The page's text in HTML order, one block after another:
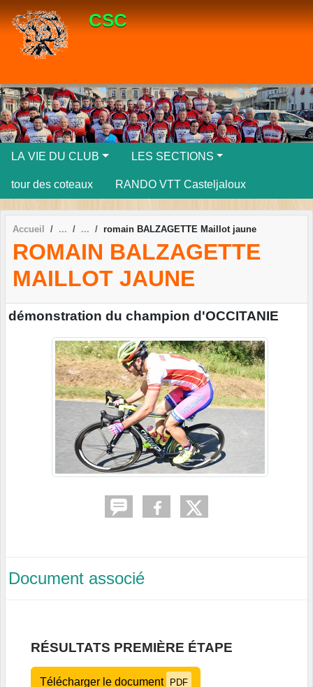
CSC
LA VIE DU CLUB LES SECTIONS
tour des coteaux RANDO VTT Casteljaloux
Accueil romain BALZAGETTE Maillot jaune
ROMAIN BALZAGETTE
MAILLOT JAUNE
démonstration du champion d'OCCITANIE
Document associé
RÉSULTATS PREMIÈRE ÉTAPE
Télécharger le document PDF
Panneau de gestion des cookies